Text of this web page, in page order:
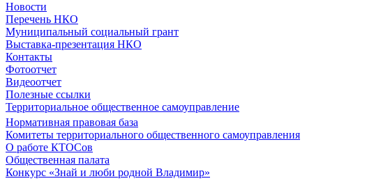
Новости
Перечень НКО
Муниципальный социальный грант
Выставка-презентация НКО
Контакты
Фотоотчет
Видеоотчет
Полезные ссылки
Территориальное общественное самоуправление
Нормативная правовая база
Комитеты территориального общественного самоуправления
О работе КТОСов
Общественная палата
Конкурс «Знай и люби родной Владимир»